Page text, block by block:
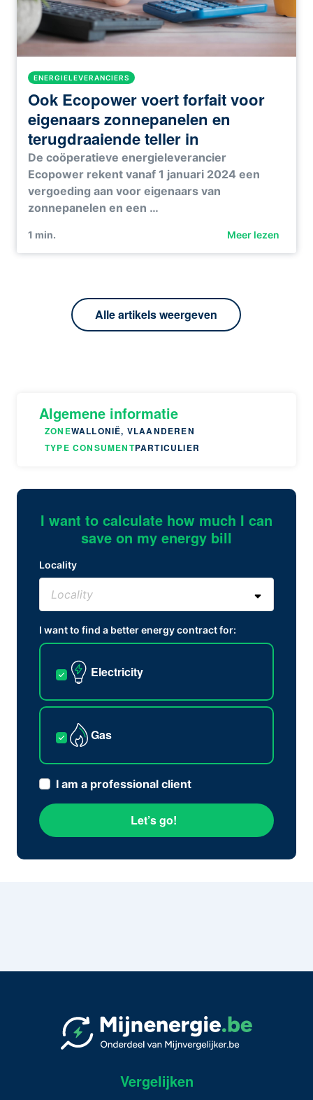
ENERGIELEVERANCIERS
Ook Ecopower voert forfait voor
eigenaars zonnepanelen en
terugdraaiende teller in
De coöperatieve energieleverancier
Ecopower rekent vanaf 1 januari 2024 een
vergoeding aan voor eigenaars van
zonnepanelen en een …
1 min. Meer lezen
Alle artikels weergeven
Algemene informatie
ZONEWALLONIË, VLAANDEREN
TYPE CONSUMENTPARTICULIER
I want to calculate how much I can
save on my energy bill
Locality
I want to find a better energy contract for:
Electricity
Gas
I am a professional client
Let’s go!
Vergelijken